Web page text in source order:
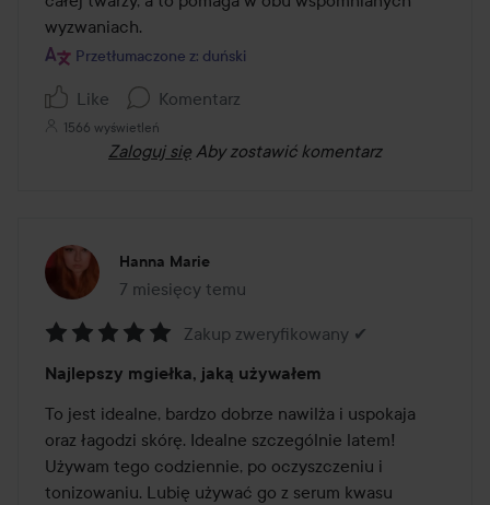
wyzwaniach.
Przetłumaczone z: duński
Like Komentarz
1566 wyświetleń
Zaloguj się Aby zostawić komentarz
Hanna Marie
7 miesięcy temu
Post został utworzony 7 miesięcy temu
5
z
5
Zakup zweryfikowany ✔
Najlepszy mgiełka, jaką używałem
To jest idealne, bardzo dobrze nawilża i uspokaja
oraz łagodzi skórę. Idealne szczególnie latem!
Używam tego codziennie, po oczyszczeniu i
tonizowaniu. Lubię używać go z serum kwasu